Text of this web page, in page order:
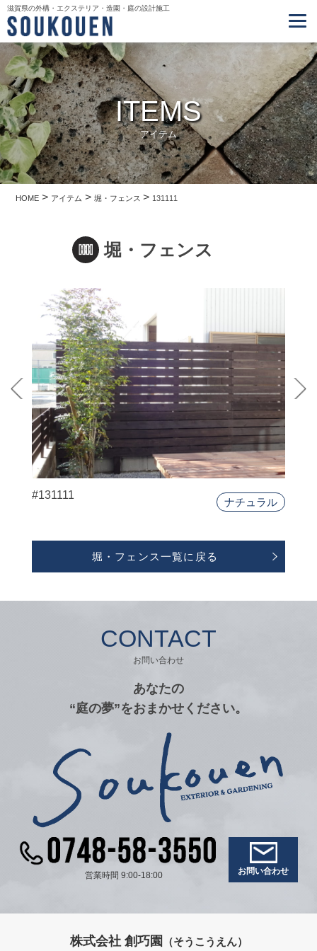
滋賀県の外構・エクステリア・造園・庭の設計施工
ITEMS
アイテム
HOME > アイテム >堀・フェンス> 131111
堀・フェンス
#131111
ナチュラル
堀・フェンス一覧に戻る
CONTACT
お問い合わせ
あなたの
“庭の夢”をおまかせください。
営業時間 9:00-18:00 お問い合わせ
株式会社 創巧園 （そうこうえん）